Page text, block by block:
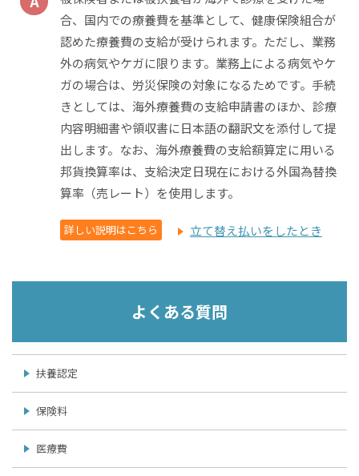
合、国内での療養費を基準として、健康保険組合が
認めた療養費の支給が受けられます。ただし、業務
外の病気やケガに限ります。業務上による病気やケ
ガの場合は、労災保険の対象になるためです。手続
きとしては、海外療養費の支給申請書のほか、診療
内容明細書や領収書に日本語の翻訳文を添付して提
出します。なお、海外療養費の支給額算定に用いる
邦貨換算率は、支給決定日現在における外国為替換
算率（売レート）を使用します。
詳しい説明はこちら 立て替え払いをしたとき
よくある質問
扶養認定
保険料
医療費